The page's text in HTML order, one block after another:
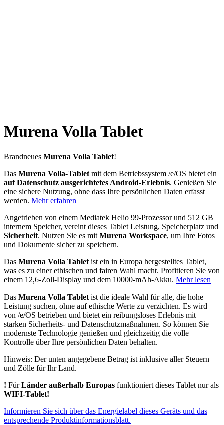
Murena Volla Tablet
Brandneues Murena Volla Tablet!
Das Murena Volla-Tablet mit dem Betriebssystem /e/OS bietet ein
auf Datenschutz ausgerichtetes Android-Erlebnis. Genießen Sie
eine sichere Nutzung, ohne dass Ihre persönlichen Daten erfasst
werden. Mehr erfahren
Angetrieben von einem Mediatek Helio 99-Prozessor und 512 GB
internem Speicher, vereint dieses Tablet Leistung, Speicherplatz und
Sicherheit. Nutzen Sie es mit Murena Workspace, um Ihre Fotos
und Dokumente sicher zu speichern.
Das Murena Volla Tablet ist ein in Europa hergestelltes Tablet,
was es zu einer ethischen und fairen Wahl macht. Profitieren Sie von
einem 12,6-Zoll-Display und dem 10000-mAh-Akku. Mehr lesen
Das Murena Volla Tablet ist die ideale Wahl für alle, die hohe
Leistung suchen, ohne auf ethische Werte zu verzichten. Es wird
von /e/OS betrieben und bietet ein reibungsloses Erlebnis mit
starken Sicherheits- und Datenschutzmaßnahmen. So können Sie
modernste Technologie genießen und gleichzeitig die volle
Kontrolle über Ihre persönlichen Daten behalten.
Hinweis: Der unten angegebene Betrag ist inklusive aller Steuern
und Zölle für Ihr Land.
! FürLänder außerhalb Europas funktioniert dieses Tablet nur als
WIFI-Tablet!
Informieren Sie sich über das Energielabel dieses Geräts und das
entsprechende Produktinformationsblatt.